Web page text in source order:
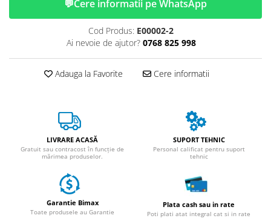
Cu 2 Roti
Cu 3 Roti
Fara Permis
25 km/h
Harley
💬Cere informatii pe WhatsApp
Cod Produs: E00002-2
Ai nevoie de ajutor? 0768 825 998
Adauga la Favorite Cere informatii
LIVRARE ACASĂ
Gratuit sau contracost în funcție de
mărimea produselor.
SUPORT TEHNIC
Personal calificat pentru suport
tehnic
Garantie Bimax
Toate produsele au Garantie
Plata cash sau in rate
Poti plati atat integral cat si in rate